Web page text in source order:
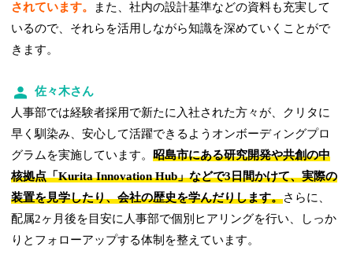
されています。
また、社内の設計基準などの資料も充実して
いるので、それらを活用しながら知識を深めていくことがで
きます。
佐々木さん
人事部では経験者採用で新たに入社された方々が、クリタに
早く馴染み、安心して活躍できるようオンボーディングプロ
グラムを実施しています。昭島市にある研究開発や共創の中
核拠点「Kurita Innovation Hub」などで3日間かけて、実際の
装置を見学したり、会社の歴史を学んだりします。さらに、
配属2ヶ月後を目安に人事部で個別ヒアリングを行い、しっか
りとフォローアップする体制を整えています。